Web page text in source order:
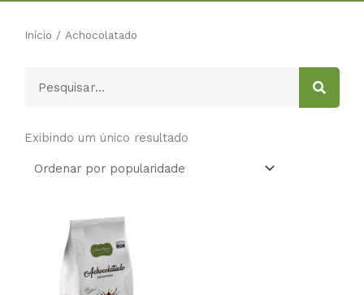
Início / Achocolatado
Exibindo um único resultado